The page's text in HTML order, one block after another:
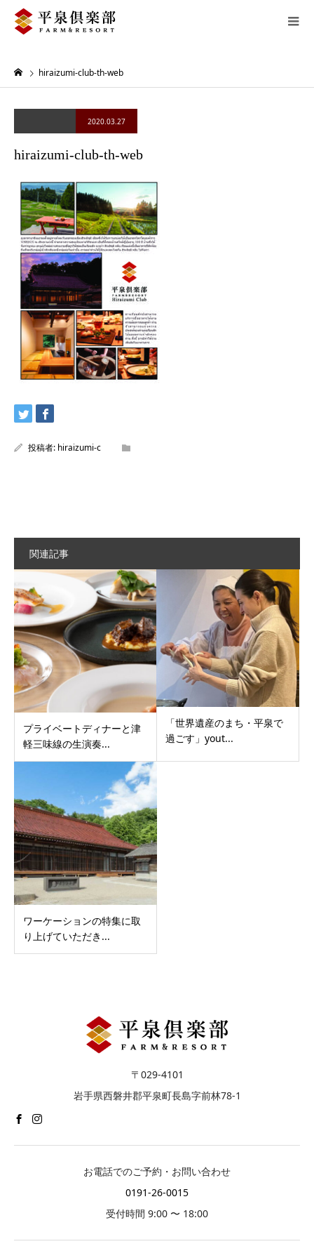
hiraizumi-club-th-web
2020.03.27
hiraizumi-club-th-web
投稿者: hiraizumi-c
関連記事
プライベートディナーと津
軽三味線の生演奏...
「世界遺産のまち・平泉で
過ごす」yout...
ワーケーションの特集に取
り上げていただき...
〒029-4101
岩手県西磐井郡平泉町長島字前林78-1
お電話でのご予約・お問い合わせ
0191-26-0015
受付時間 9:00 〜 18:00